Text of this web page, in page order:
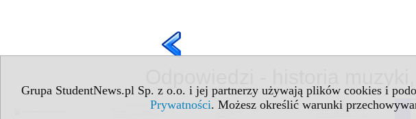
Grupa StudentNews.pl Sp. z o.o. i jej partnerzy używają plików cookies i
Prywatności. Możesz określić warunki